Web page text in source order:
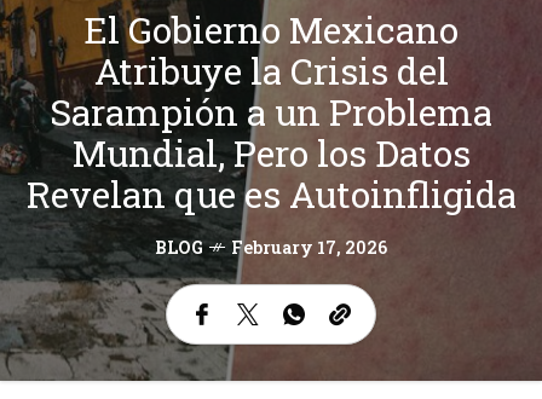
El Gobierno Mexicano
Atribuye la Crisis del
Sarampión a un Problema
Mundial, Pero los Datos
Revelan que es Autoinfligida
BLOG February 17, 2026